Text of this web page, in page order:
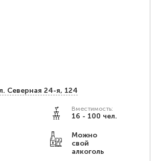
Северная 24-я, 124
Вместимость:
16 - 100 чел.
Можно
свой
алкоголь